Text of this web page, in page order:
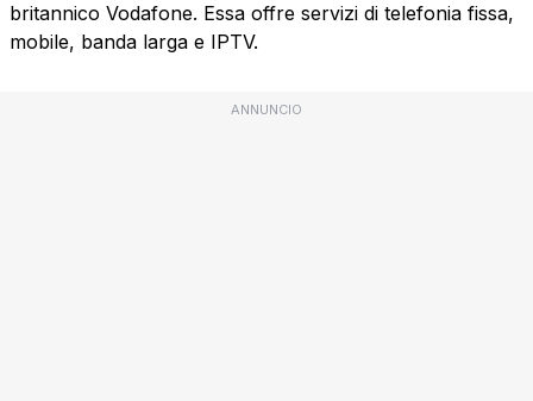
britannico Vodafone. Essa offre servizi di telefonia fissa,
mobile, banda larga e IPTV.
ANNUNCIO